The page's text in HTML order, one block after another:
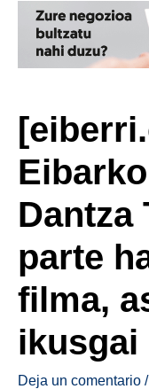
Dantza
parte
filma,
ikusgai
Deja un comentario /